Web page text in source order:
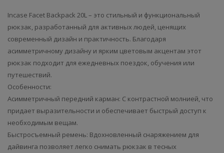
Incase Facet Backpack 20L – это стильный и функциональный
рюкзак, разработанный для активных людей, ценящих
современный дизайн и практичность. Благодаря
асимметричному дизайну и ярким цветовым акцентам этот
рюкзак подходит для ежедневных поездок, обучения или
путешествий.
Особенности:
Асимметричный передний карман: С контрастной молнией, что
придает выразительности и обеспечивает быстрый доступ к
необходимым вещам.
Быстросъемный ремень: Вдохновленный снаряжением для
дайвинга позволяет легко снимать рюкзак в тесных